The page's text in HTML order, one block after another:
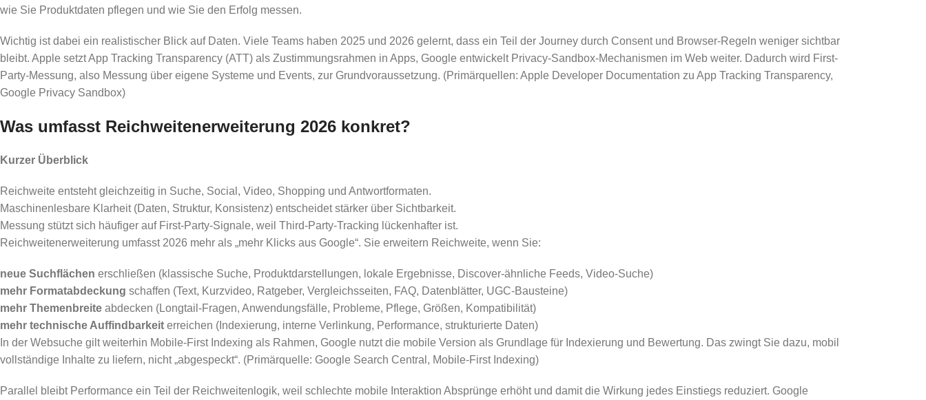
wie Sie Produktdaten pflegen und wie Sie den Erfolg messen.
Wichtig ist dabei ein realistischer Blick auf Daten. Viele Teams haben 2025 und 2026 gelernt, dass ein Teil der Journey durch Consent und Browser-Regeln weniger sichtbar
bleibt. Apple setzt App Tracking Transparency (ATT) als Zustimmungsrahmen in Apps, Google entwickelt Privacy-Sandbox-Mechanismen im Web weiter. Dadurch wird First-
Party-Messung, also Messung über eigene Systeme und Events, zur Grundvoraussetzung. (Primärquellen: Apple Developer Documentation zu App Tracking Transparency,
Google Privacy Sandbox)
Was umfasst Reichweitenerweiterung 2026 konkret?
Kurzer Überblick
Reichweite entsteht gleichzeitig in Suche, Social, Video, Shopping und Antwortformaten.
Maschinenlesbare Klarheit (Daten, Struktur, Konsistenz) entscheidet stärker über Sichtbarkeit.
Messung stützt sich häufiger auf First-Party-Signale, weil Third-Party-Tracking lückenhafter ist.
Reichweitenerweiterung umfasst 2026 mehr als „mehr Klicks aus Google“. Sie erweitern Reichweite, wenn Sie:
neue Suchflächen erschließen (klassische Suche, Produktdarstellungen, lokale Ergebnisse, Discover-ähnliche Feeds, Video-Suche)
mehr Formatabdeckung schaffen (Text, Kurzvideo, Ratgeber, Vergleichsseiten, FAQ, Datenblätter, UGC-Bausteine)
mehr Themenbreite abdecken (Longtail-Fragen, Anwendungsfälle, Probleme, Pflege, Größen, Kompatibilität)
mehr technische Auffindbarkeit erreichen (Indexierung, interne Verlinkung, Performance, strukturierte Daten)
In der Websuche gilt weiterhin Mobile-First Indexing als Rahmen, Google nutzt die mobile Version als Grundlage für Indexierung und Bewertung. Das zwingt Sie dazu, mobil
vollständige Inhalte zu liefern, nicht „abgespeckt“. (Primärquelle: Google Search Central, Mobile-First Indexing)
Parallel bleibt Performance ein Teil der Reichweitenlogik, weil schlechte mobile Interaktion Absprünge erhöht und damit die Wirkung jedes Einstiegs reduziert. Google